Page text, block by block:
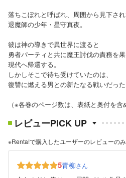
落ちこぼれと呼ばれ、周囲から見下さ
退魔師の少年・星守真夜。
彼は神の導きで異世界に渡ると
勇者パーティと共に魔王討伐の責務を果
現代へ帰還する。
しかしそこで待ち受けていたのは、
復讐に燃える男との新たなる戦いだっ
（※各巻のページ数は、表紙と奥付を含
レビューPICK UP
※Renta!で購入したユーザーのレビューの
5青柳さん